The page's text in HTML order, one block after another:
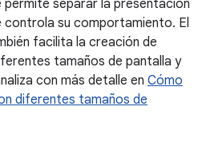
permite separar la presentación
controla su comportamiento. El
facilita la creación de
tamaños de pantalla y
con más detalle en Cómo
diferentes tamaños de